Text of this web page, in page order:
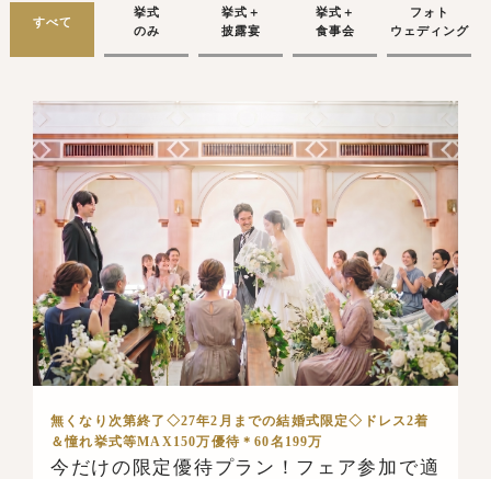
すべて
挙式
のみ
挙式＋
披露宴
挙式＋
食事会
フォト
ウェディング
無くなり次第終了◇27年2月までの結婚式限定◇ドレス2着
＆憧れ挙式等MAX150万優待＊60名199万
今だけの限定優待プラン！フェア参加で適